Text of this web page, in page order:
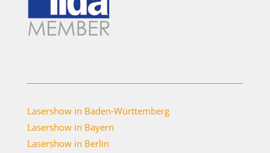
Lasershow in Baden-Württemberg
Lasershow in Bayern
Lasershow in Berlin